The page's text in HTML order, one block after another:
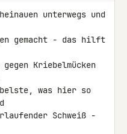
unterwegs und
gemacht - das hilft
Kriebelmücken
was hier so
Schweiß -